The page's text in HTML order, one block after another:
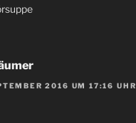
2016 UM 17:16 UHR